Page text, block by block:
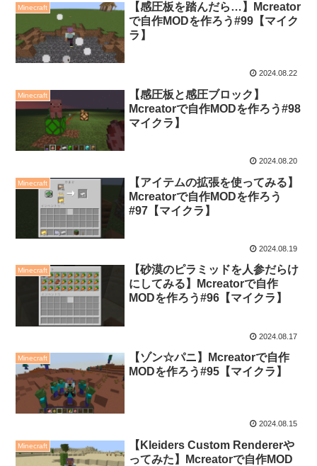
Minecraft
【感圧板を踏んだら…】Mcreator
で自作MODを作ろう#99【マイク
ラ】
2024.08.22
Minecraft
【感圧板と感圧ブロック】
Mcreatorで自作MODを作ろう#98
マイクラ】
2024.08.20
Minecraft
【アイテムの拡張を使ってみる】
Mcreatorで自作MODを作ろう
#97【マイクラ】
2024.08.19
Minecraft
【砂漠のピラミッドを人参だらけ
にしてみる】Mcreatorで自作
MODを作ろう#96【マイクラ】
2024.08.17
Minecraft
【ゾン☆パニ】Mcreatorで自作
MODを作ろう#95【マイクラ】
2024.08.15
Minecraft
【Kleiders Custom Rendererや
ってみた】Mcreatorで自作MOD